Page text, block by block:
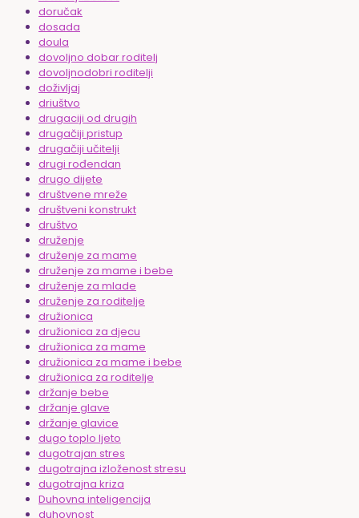
doručak
dosada
doula
dovoljno dobar roditelj
dovoljnodobri roditelji
doživljaj
driuštvo
drugaciji od drugih
drugačiji pristup
drugačiji učitelji
drugi rođendan
drugo dijete
društvene mreže
društveni konstrukt
društvo
druženje
druženje za mame
druženje za mame i bebe
druženje za mlade
druženje za roditelje
družionica
družionica za djecu
družionica za mame
družionica za mame i bebe
družionica za roditelje
držanje bebe
držanje glave
držanje glavice
dugo toplo ljeto
dugotrajan stres
dugotrajna izloženost stresu
dugotrajna kriza
Duhovna inteligencija
duhovnost